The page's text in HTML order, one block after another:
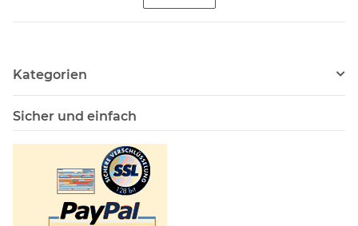
Kategorien
Sicher und einfach